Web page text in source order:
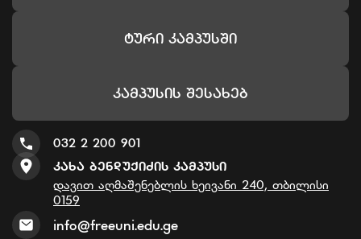
Ტური Კამპუსში
Კამპუსის Შესახებ
032 2 200 901
Კახა Ბენდუქიძის Კამპუსი
დავით აღმაშენებლის ხეივანი 240, თბილისი
0159
info@freeuni.edu.ge